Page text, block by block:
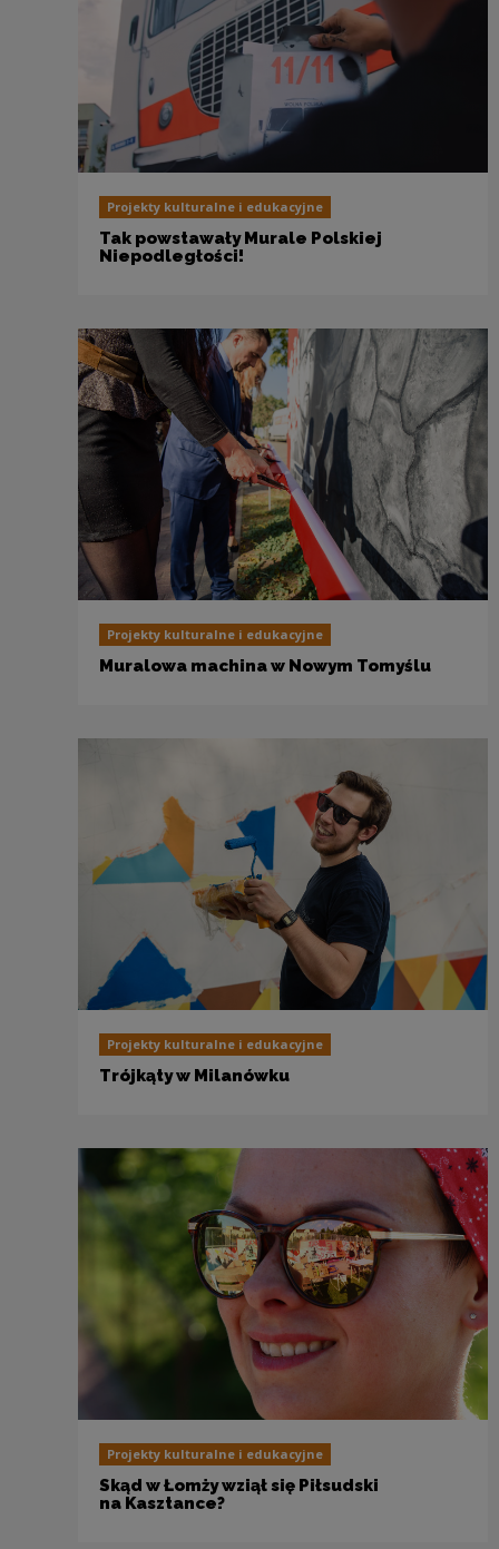
Projekty kulturalne i edukacyjne
Tak powstawały Murale Polskiej
Niepodległości!
Projekty kulturalne i edukacyjne
Muralowa machina w Nowym Tomyślu
Projekty kulturalne i edukacyjne
Trójkąty w Milanówku
Projekty kulturalne i edukacyjne
Skąd w Łomży wziął się Piłsudski
na Kasztance?